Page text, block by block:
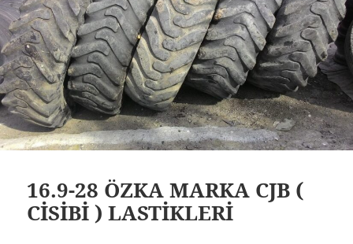
16.9-28 ÖZKA MARKA CJB (
CİSİBİ ) LASTİKLERİ